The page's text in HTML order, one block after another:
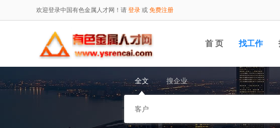
欢迎登录中国有色金属人才网！请 登录 或 免费注册
首 页 找工作
全文 搜企业